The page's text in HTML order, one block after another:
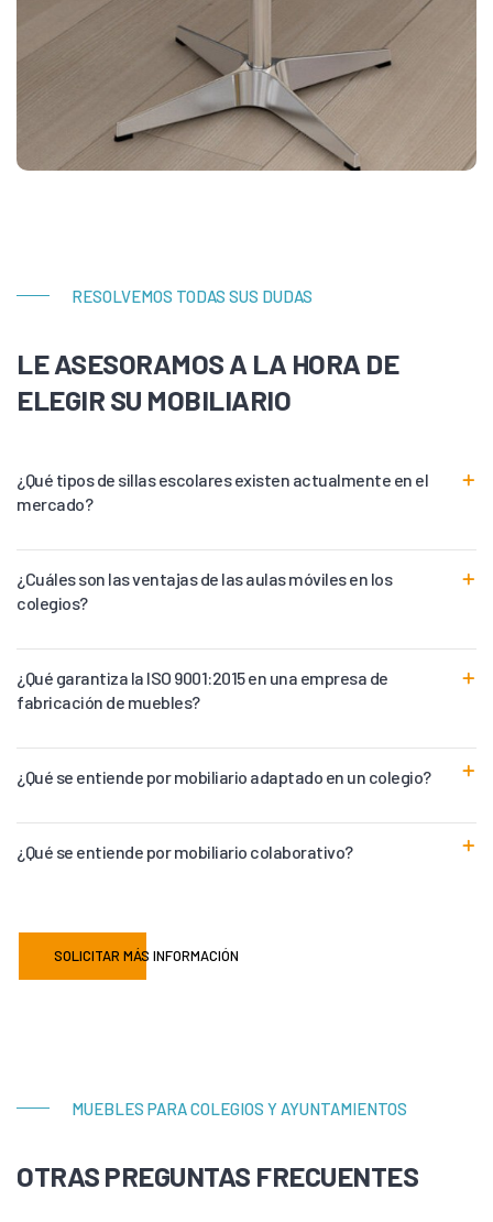
RESOLVEMOS TODAS SUS DUDAS
LE ASESORAMOS A LA HORA DE
ELEGIR SU MOBILIARIO
¿Qué tipos de sillas escolares existen actualmente en el
mercado?
¿Cuáles son las ventajas de las aulas móviles en los
colegios?
¿Qué garantiza la ISO 9001:2015 en una empresa de
fabricación de muebles?
¿Qué se entiende por mobiliario adaptado en un colegio?
¿Qué se entiende por mobiliario colaborativo?
SOLICITAR MÁS INFORMACIÓN
MUEBLES PARA COLEGIOS Y AYUNTAMIENTOS
OTRAS PREGUNTAS FRECUENTES